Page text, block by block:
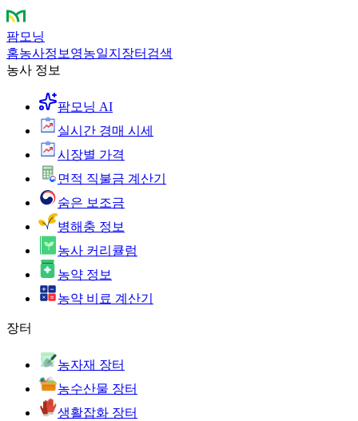
팜모닝
홈농사정보 영농일지 장터 검색
농사 정보
팜모닝 AI
실시간 경매 시세
시장별 가격
면적 직불금 계산기
숨은 보조금
병해충 정보
농사 커리큘럼
농약 정보
농약 비료 계산기
장터
농자재 장터
농수산물 장터
생활잡화 장터